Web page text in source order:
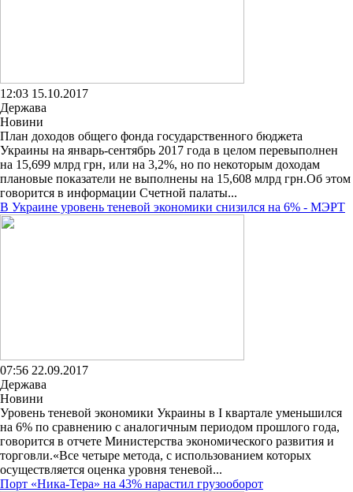
12:03 15.10.2017
Держава
Новини
План доходов общего фонда государственного бюджета
Украины на январь-сентябрь 2017 года в целом перевыполнен
на 15,699 млрд грн, или на 3,2%, но по некоторым доходам
плановые показатели не выполнены на 15,608 млрд грн.Об этом
говорится в информации Счетной палаты...
В Украине уровень теневой экономики снизился на 6% - МЭРТ
07:56 22.09.2017
Держава
Новини
Уровень теневой экономики Украины в I квартале уменьшился
на 6% по сравнению с аналогичным периодом прошлого года,
говорится в отчете Министерства экономического развития и
торговли.«Все четыре метода, с использованием которых
осуществляется оценка уровня теневой...
Порт «Ника-Тера» на 43% нарастил грузооборот